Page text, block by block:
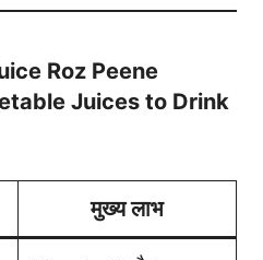
Roz Peene
Juices to Drink
मुख्य लाभ